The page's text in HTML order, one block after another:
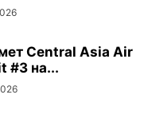
Central Asia Air
#3 на...